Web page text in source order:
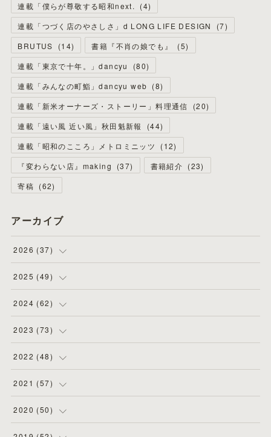
連載「僕らが尊敬する昭和next.
(4)
連載「つづく店のやさしさ」d LONG LIFE DESIGN
(7)
BRUTUS
(14) 書籍『不肖の娘でも』 (5)
連載「東京で十年。」dancyu
(80)
連載「みんなの町鮨」dancyu web (8)
連載「新米オーナーズ・ストーリー」料理通信
(20)
連載「遠い風 近い風」秋田魁新報
(44)
連載「昭和のこころ」メトロミニッツ
(12)
『変わらない店』making
(37) 書籍紹介 (23)
寄稿 (62)
アーカイブ
2026 (37)
(4)
(8)
(2)
( 11
2025 (49)
(3)
(4)
(3)
(4)
2024 (62)
(4)
(5)
(5)
(3 )
2023 (73)
(8)
(6)
(7)
(5)
2022 (48)
(4)
(4)
(5)
2021 (57)
(6)
(8)
2020 (50)